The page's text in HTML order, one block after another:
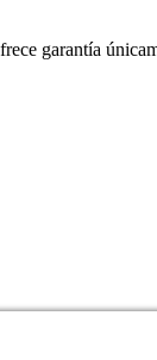
garantía